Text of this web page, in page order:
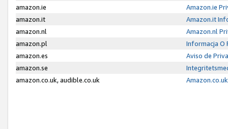
amazon.ie
Amazon.ie
amazon.it
Amazon.it
amazon.nl
Amazon.nl
amazon.pl
Informacja O
amazon.es
Aviso de
amazon.se
amazon.co.uk, audible.co.uk